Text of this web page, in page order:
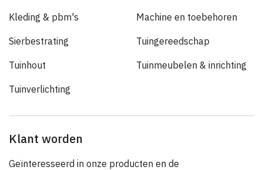
Kleding & pbm's Machine en toebehoren
Sierbestrating Tuingereedschap
Tuinhout Tuinmeubelen & inrichting
Tuinverlichting
Klant worden
Geïnteresseerd in onze producten en de